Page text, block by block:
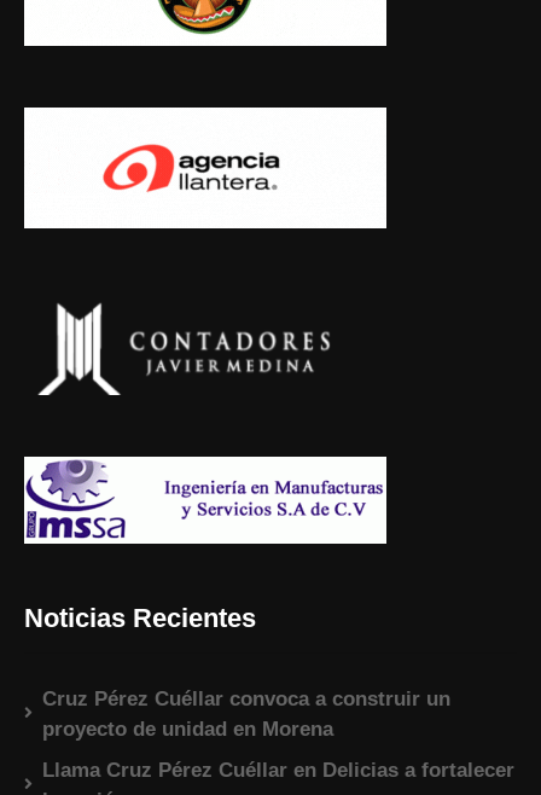
Noticias Recientes
Cruz Pérez Cuéllar convoca a construir un
proyecto de unidad en Morena
Llama Cruz Pérez Cuéllar en Delicias a fortalecer